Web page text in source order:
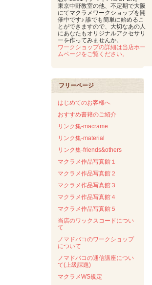
東京中野教室の他、不定期で大阪
にてマクラメワークショップを開
催中です♪ 誰でも簡単に始めるこ
とができますので、大切なあの人
にあなたもオリジナルアクセサリ
ーを作ってみませんか。
ワークショップの詳細は当店ホー
ムページをご覧ください。
フリーページ
はじめてのお客様へ
おすすめ書籍のご紹介
リンク集-macrame
リンク集-material
リンク集-friends&others
マクラメ作品写真館１
マクラメ作品写真館２
マクラメ作品写真館３
マクラメ作品写真館４
マクラメ作品写真館５
当店のワックスコードについ
て
ノマドバコのワークショップ
について
ノマドバコの通信講座につい
て(上級課題)
マクラメWS規定